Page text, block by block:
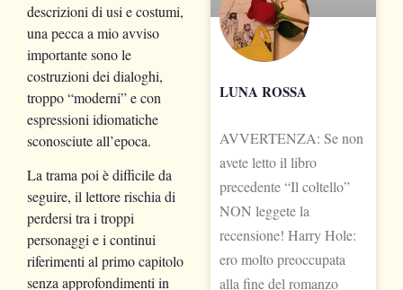
descrizioni di usi e costumi,
una pecca a mio avviso
importante sono le
costruzioni dei dialoghi,
troppo “moderni” e con
espressioni idiomatiche
sconosciute all’epoca.
La trama poi è difficile da
seguire, il lettore rischia di
perdersi tra i troppi
personaggi e i continui
riferimenti al primo capitolo
senza approfondimenti in
LUNA ROSSA
AVVERTENZA: Se non
avete letto il libro
precedente “Il coltello”
NON leggete la
recensione! Harry Hole:
ero molto preoccupata
alla fine del romanzo